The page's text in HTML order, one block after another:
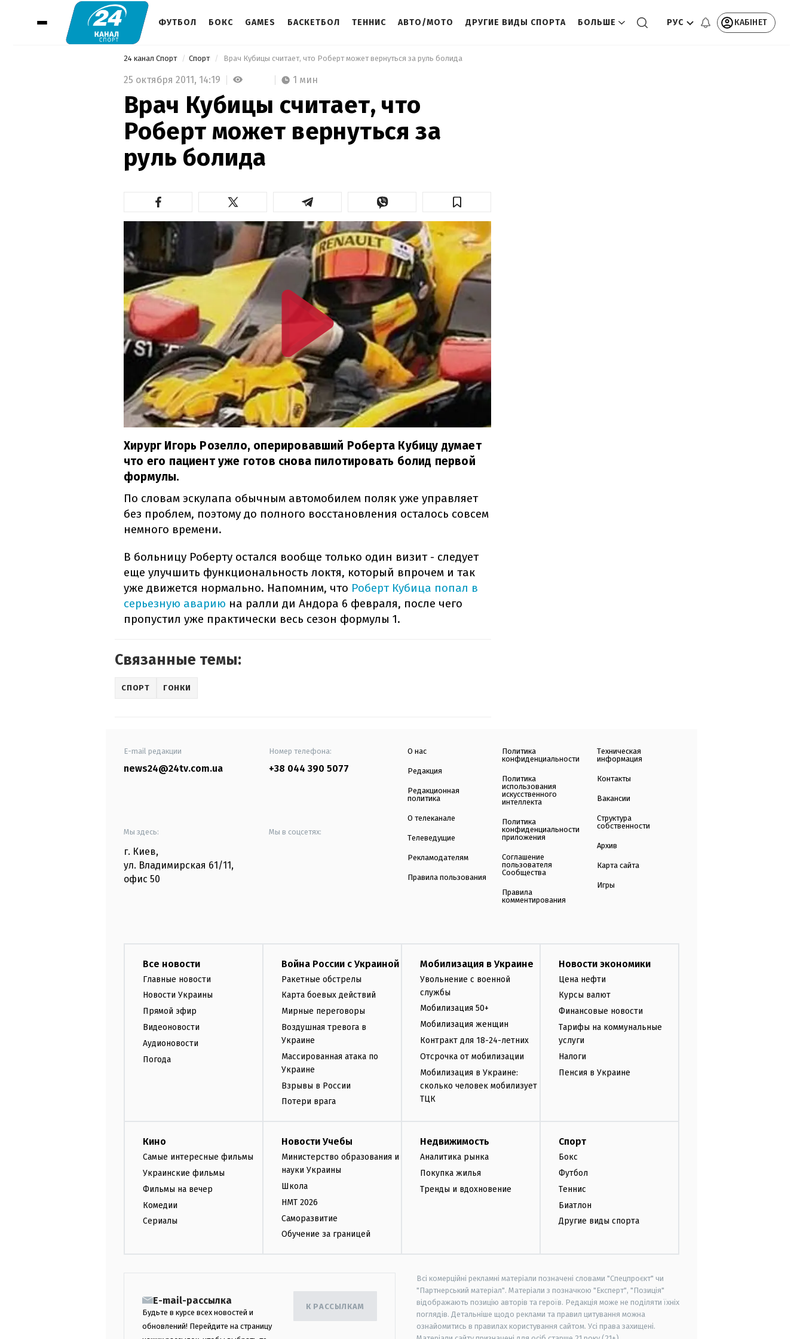
ФУТБОЛ БОКС GAMES БАСКЕТБОЛ ТЕННИС АВТО/МОТО ДРУГИЕ ВИДЫ СПОРТА БОЛЬШЕ РУС КАБІНЕТ
24 канал Спорт Спорт Врач Кубицы считает, что Роберт может вернуться за руль болида
25 октября 2011, 14:19 1 мин
Врач Кубицы считает, что
Роберт может вернуться за
руль болида
Хирург Игорь Розелло, оперировавший Роберта Кубицу думает
что его пациент уже готов снова пилотировать болид первой
формулы.
По словам эскулапа обычным автомобилем поляк уже управляет
без проблем, поэтому до полного восстановления осталось совсем
немного времени.
В больницу Роберту остался вообще только один визит - следует
еще улучшить функциональность локтя, который впрочем и так
уже движется нормально. Напомним, что Роберт Кубица попал в
серьезную аварию на ралли ди Андора 6 февраля, после чего
пропустил уже практически весь сезон формулы 1.
Связанные темы:
СПОРТ ГОНКИ
E-mail редакции
news24@24tv.com.ua
Номер телефона:
+38 044 390 5077
Мы здесь:
г. Киев,
ул. Владимирская 61/11,
офис 50
Мы в соцсетях:
О нас
Редакция
Редакционная
политика
О телеканале
Телеведущие
Рекламодателям
Правила пользования
Политика
конфиденциальности
Политика
использования
искусственного
интеллекта
Политика
конфиденциальности
приложения
Соглашение
пользователя
Сообщества
Правила
комментирования
Техническая
информация
Контакты
Вакансии
Структура
собственности
Архив
Карта сайта
Игры
Все новости
Главные новости
Новости Украины
Прямой эфир
Видеоновости
Аудионовости
Погода
Война России с Украиной
Ракетные обстрелы
Карта боевых действий
Мирные переговоры
Воздушная тревога в
Украине
Массированная атака по
Украине
Взрывы в России
Потери врага
Мобилизация в Украине
Увольнение с военной
службы
Мобилизация 50+
Мобилизация женщин
Контракт для 18-24-летних
Отсрочка от мобилизации
Мобилизация в Украине:
сколько человек мобилизует
ТЦК
Новости экономики
Цена нефти
Курсы валют
Финансовые новости
Тарифы на коммунальные
услуги
Налоги
Пенсия в Украине
Кино
Самые интересные фильмы
Украинские фильмы
Фильмы на вечер
Комедии
Сериалы
Новости Учебы
Министерство образования и
науки Украины
Школа
НМТ 2026
Саморазвитие
Обучение за границей
Недвижимость
Аналитика рынка
Покупка жилья
Тренды и вдохновение
Спорт
Бокс
Футбол
Теннис
Биатлон
Другие виды спорта
E-mail-рассылка
Будьте в курсе всех новостей и
обновлений! Перейдите на страницу
К РАССЫЛКАМ
Всі комерційні рекламні матеріали позначені словами "Спецпроєкт" чи
"Партнерський матеріал". Матеріали з позначкою "Експерт", "Позиція"
відображають позицію авторів та героїв. Редакція може не поділяти їхніх
поглядів. Детальніше щодо реклами та правил цитування можна
ознайомитись в правилах користування сайтом. Усі права захищені.